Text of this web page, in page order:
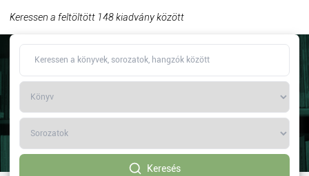
Keressen a feltöltött 148 kiadvány között
Keresés